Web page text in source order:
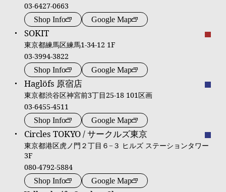
03-6427-0663
Shop Info Google Map
SOKIT
東京都練馬区練馬1-34-12 1F
03-3994-3822
Shop Info Google Map
Haglöfs 原宿店
東京都渋谷区神宮前3丁目25-18 101区画
03-6455-4511
Shop Info Google Map
Circles TOKYO / サークルズ東京
東京都港区虎ノ門２丁目６−３ ヒルズ ステーションタワー
3F
080-4792-5884
Shop Info Google Map